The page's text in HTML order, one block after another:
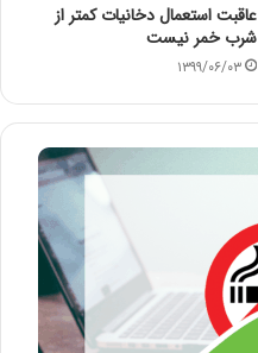
عاقبت استعمال دخانیات کمتر از
شرب خمر نیست
۱۳۹۹/۰۶/۰۳